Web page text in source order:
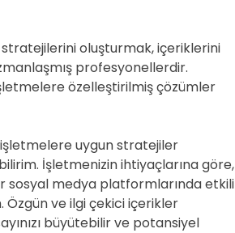
oluşturmak, içeriklerini
profesyonellerdir.
özelleştirilmiş çözümler
işletmelere uygun stratejiler
İşletmenizin ihtiyaçlarına göre,
sosyal medya platformlarında etkili
ve ilgi çekici içerikler
büyütebilir ve potansiyel